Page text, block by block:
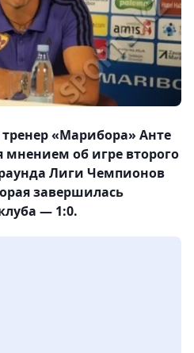
«Марибора» Анте
об игре второго
Лиги Чемпионов
завершилась
— 1:0.